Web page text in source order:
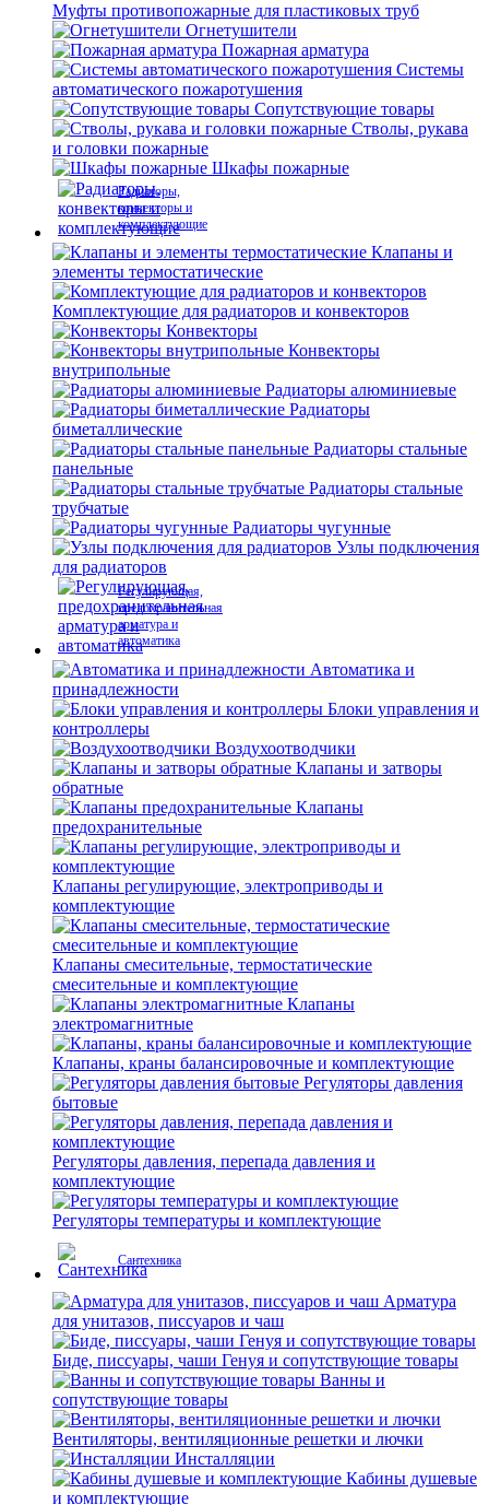
Муфты противопожарные для пластиковых труб
Огнетушители
Пожарная арматура
Системы
автоматического пожаротушения
Сопутствующие товары
Стволы, рукава
и головки пожарные
Шкафы пожарные
Радиаторы,
конвекторы и
комплектующие
Клапаны и
элементы термостатические
Комплектующие для радиаторов и конвекторов
Конвекторы
Конвекторы
внутрипольные
Радиаторы алюминиевые
Радиаторы
биметаллические
Радиаторы стальные
панельные
Радиаторы стальные
трубчатые
Радиаторы чугунные
Узлы подключения
для радиаторов
Регулирующая,
предохранительная
арматура и
автоматика
Автоматика и
принадлежности
Блоки управления и
контроллеры
Воздухоотводчики
Клапаны и затворы
обратные
Клапаны
предохранительные
Клапаны регулирующие, электроприводы и
комплектующие
Клапаны смесительные, термостатические
смесительные и комплектующие
Клапаны
электромагнитные
Клапаны, краны балансировочные и комплектующие
Регуляторы давления
бытовые
Регуляторы давления, перепада давления и
комплектующие
Регуляторы температуры и комплектующие
Сантехника
Арматура
для унитазов, писсуаров и чаш
Биде, писсуары, чаши Генуя и сопутствующие товары
Ванны и
сопутствующие товары
Вентиляторы, вентиляционные решетки и лючки
Инсталляции
Кабины душевые
и комплектующие